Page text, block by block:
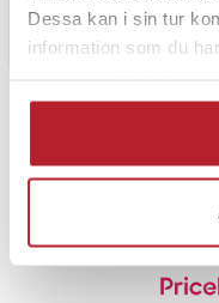
Dessa kan i sin tur
information som du